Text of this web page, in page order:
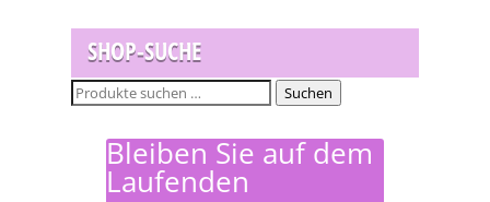
SHOP-SUCHE
Suchen
Suchen
Bleiben Sie auf dem
Laufenden